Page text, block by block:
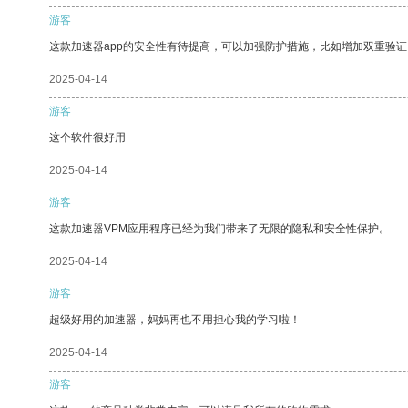
游客
这款加速器app的安全性有待提高，可以加强防护措施，比如增加双重验
2025-04-14
游客
这个软件很好用
2025-04-14
游客
这款加速器VPM应用程序已经为我们带来了无限的隐私和安全性保护。
2025-04-14
游客
超级好用的加速器，妈妈再也不用担心我的学习啦！
2025-04-14
游客